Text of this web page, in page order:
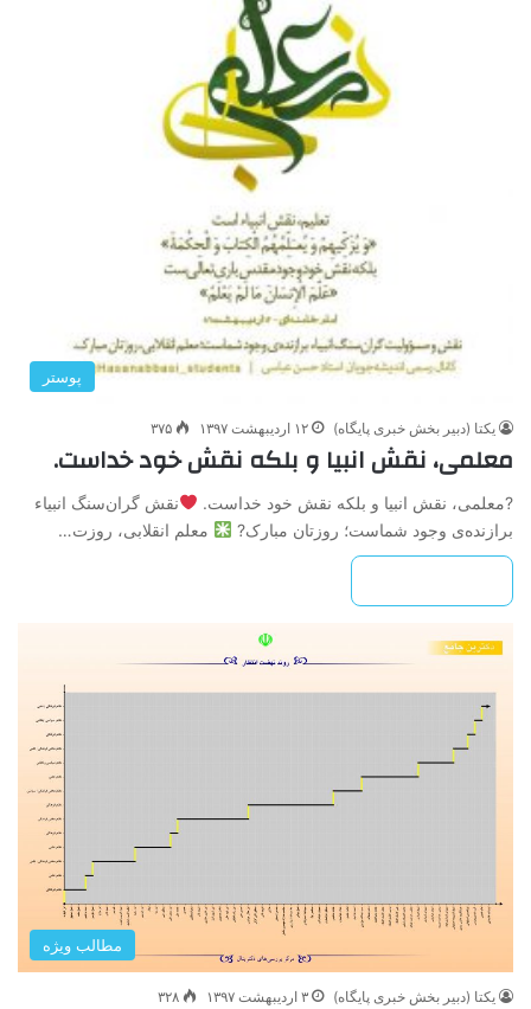
پوستر
یکتا (دبیر بخش خبری پایگاه) ۱۲ اردیبهشت ۱۳۹۷ ۳۷۵
معلمی، نقش انبیا و بلکه نقش خود خداست.
?معلمی، نقش انبیا و بلکه نقش خود خداست.
نقش گران‌سنگ انبیاء
برازنده‌ی وجود شماست؛ روزتان مبارک?
معلم انقلابی، روزت…
مطالب ویژه
یکتا (دبیر بخش خبری پایگاه) ۳ اردیبهشت ۱۳۹۷ ۳۲۸